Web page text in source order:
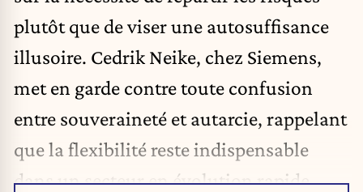
plutôt que de viser une autosuffisance
illusoire. Cedrik Neike, chez Siemens,
met en garde contre toute confusion
entre souveraineté et autarcie, rappelant
que la flexibilité reste indispensable
dans un secteur en évolution rapide.